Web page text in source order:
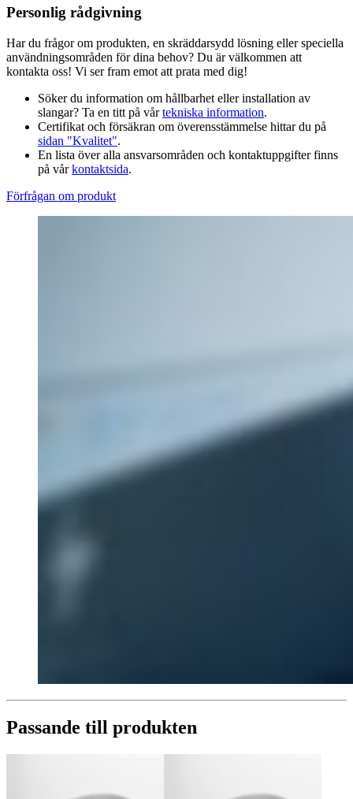
Personlig rådgivning
Har du frågor om produkten, en skräddarsydd lösning eller speciella
användningsområden för dina behov? Du är välkommen att
kontakta oss! Vi ser fram emot att prata med dig!
Söker du information om hållbarhet eller installation av
slangar? Ta en titt på vårtekniska information.
Certifikat och försäkran om överensstämmelse hittar du på
sidan "Kvalitet".
En lista över alla ansvarsområden och kontaktuppgifter finns
på vårkontaktsida.
Förfrågan om produkt
Passande till produkten